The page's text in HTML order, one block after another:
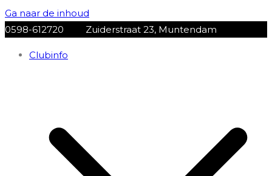
Ga naar de inhoud
0598-612720
Zuiderstraat 23, Muntendam
Clubinfo